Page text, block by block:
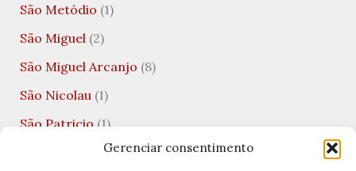
Gerenciar consentimento
São Metódio (1)
São Miguel (2)
São Miguel Arcanjo (8)
São Nicolau (1)
São Patricio (1)